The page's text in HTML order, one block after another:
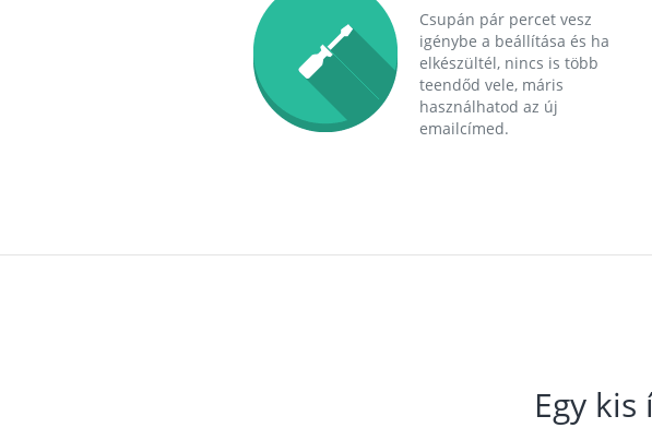
Csupán pár percet vesz
igénybe a beállítása és ha
elkészültél, nincs is több
teendőd vele, máris
használhatod az új
emailcímed.
Egy